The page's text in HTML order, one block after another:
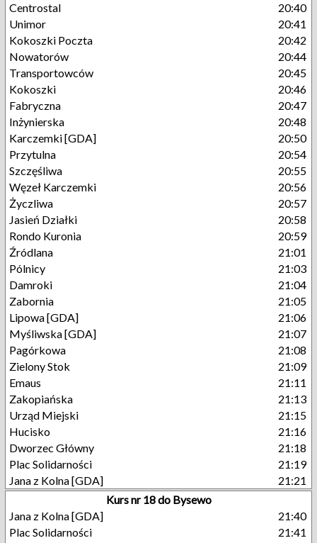
Centrostal
20:40
Unimor
20:41
Kokoszki Poczta
20:42
Nowatorów
20:44
Transportowców
20:45
Kokoszki
20:46
Fabryczna
20:47
Inżynierska
20:48
Karczemki [GDA]
20:50
Przytulna
20:54
Szczęśliwa
20:55
Węzeł Karczemki
20:56
Życzliwa
20:57
Jasień Działki
20:58
Rondo Kuronia
20:59
Źródlana
21:01
Pólnicy
21:03
Damroki
21:04
Zabornia
21:05
Lipowa [GDA]
21:06
Myśliwska [GDA]
21:07
Pagórkowa
21:08
Zielony Stok
21:09
Emaus
21:11
Zakopiańska
21:13
Urząd Miejski
21:15
Hucisko
21:16
Dworzec Główny
21:18
Plac Solidarności
21:19
Jana z Kolna [GDA]
21:21
Kurs nr 18 do Bysewo
Jana z Kolna [GDA]
21:40
Plac Solidarności
21:41